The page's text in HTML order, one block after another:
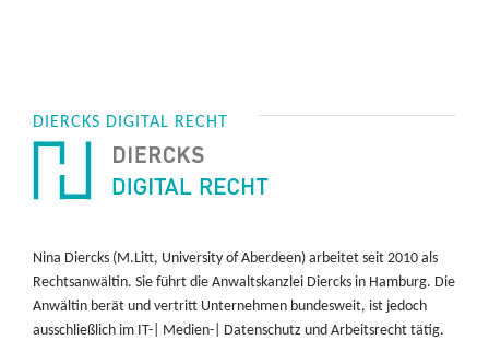
DIERCKS DIGITAL RECHT
Nina Diercks (M.Litt, University of Aberdeen) arbeitet seit 2010 als
Rechtsanwältin. Sie führt die Anwaltskanzlei Diercks in Hamburg. Die
Anwältin berät und vertritt Unternehmen bundesweit, ist jedoch
ausschließlich im IT-| Medien-| Datenschutz und Arbeitsrecht tätig.